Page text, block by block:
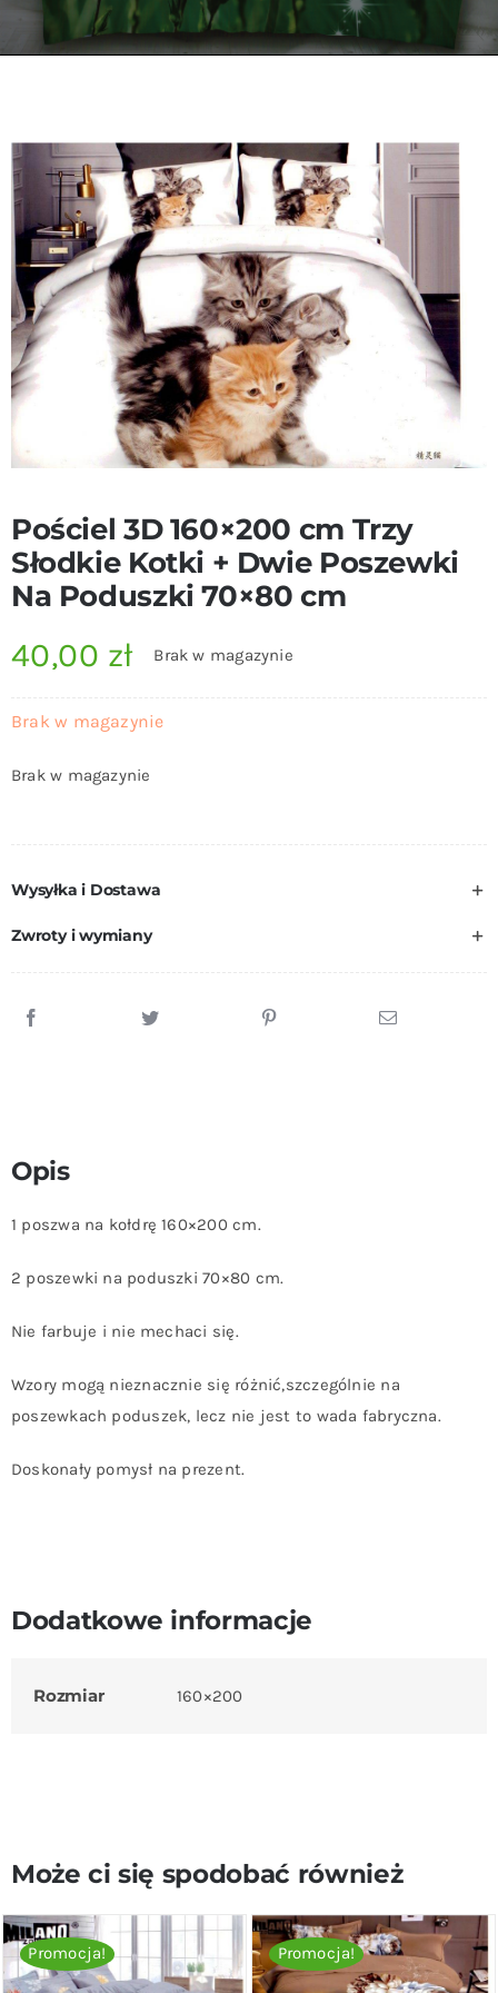
Pościel 3D 160×200 cm Trzy
Słodkie Kotki + Dwie Poszewki
Na Poduszki 70×80 cm
40,00 zł Brak w magazynie
Brak w magazynie
Brak w magazynie
Wysyłka i Dostawa
Zwroty i wymiany
Opis
1 poszwa na kołdrę 160×200 cm.
2 poszewki na poduszki 70×80 cm.
Nie farbuje i nie mechaci się.
Wzory mogą nieznacznie się różnić,szczególnie na
poszewkach poduszek, lecz nie jest to wada fabryczna.
Doskonały pomysł na prezent.
Dodatkowe informacje
Rozmiar 160×200
Może ci się spodobać również
Promocja! Promocja!